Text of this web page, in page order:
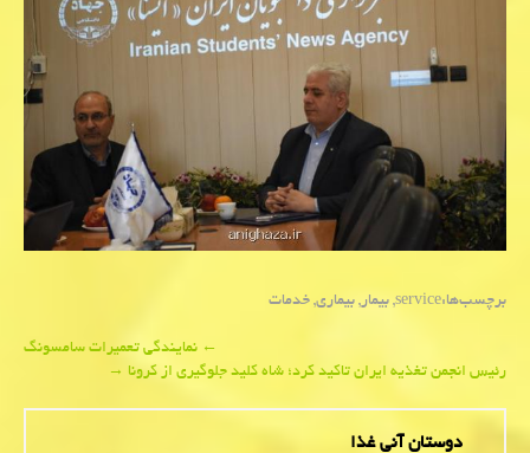
برچسب‌ها:service
,بیمار,بیماری,خدمات
navigation
←نمایندگی تعمیرات سامسونگ
رئیس انجمن تغذیه ایران تاكید كرد؛ شاه كلید جلوگیری از كرونا→
دوستان آنی غذا